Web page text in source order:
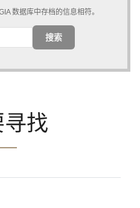
数据库中存档的信息相符。
搜索
找